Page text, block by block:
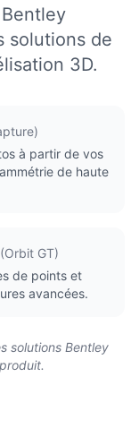
solutions de
3D.
)
à partir de vos
de haute
(Orbit GT)
de points et
avancées.
solutions Bentley